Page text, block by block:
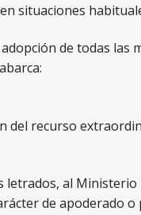
situaciones
de todas las
del recurso
al Ministerio
de apoderado o